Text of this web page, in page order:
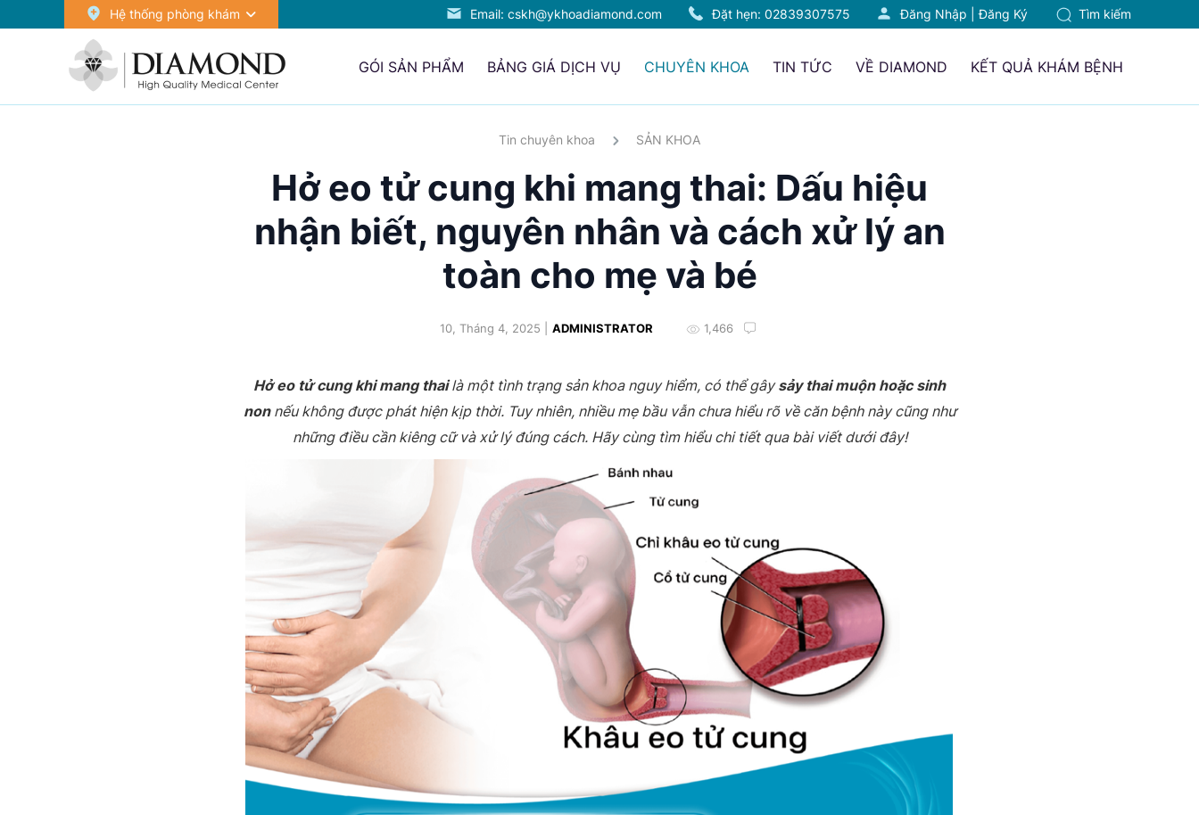
Hệ thống phòng khám Tìm kiếm
Đăng Nhập |Đăng Ký
Email: cskh@ykhoadiamond.com Đặt hẹn: 02839307575
GÓI SẢN PHẨM BẢNG GIÁ DỊCH VỤ CHUYÊN KHOA TIN TỨC VỀ DIAMOND KẾT QUẢ KHÁM BỆNH
Tin chuyên khoa SẢN KHOA
Hở eo tử cung khi mang thai: Dấu hiệu
nhận biết, nguyên nhân và cách xử lý an
toàn cho mẹ và bé
10, Tháng 4, 2025 | ADMINISTRATOR 1,466
Hở eo tử cung khi mang thailà một tình trạng sản khoa nguy hiểm, có thể gâysảy thai muộn hoặc sinh
nonnếu không được phát hiện kịp thời. Tuy nhiên, nhiều mẹ bầu vẫn chưa hiểu rõ về căn bệnh này cũng như
những điều cần kiêng cữ và xử lý đúng cách. Hãy cùng tìm hiểu chi tiết qua bài viết dưới đây!